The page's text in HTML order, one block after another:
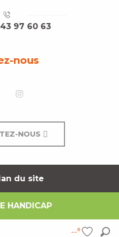
--°
97 60 63
nous
NOUS
du site
HANDICAP